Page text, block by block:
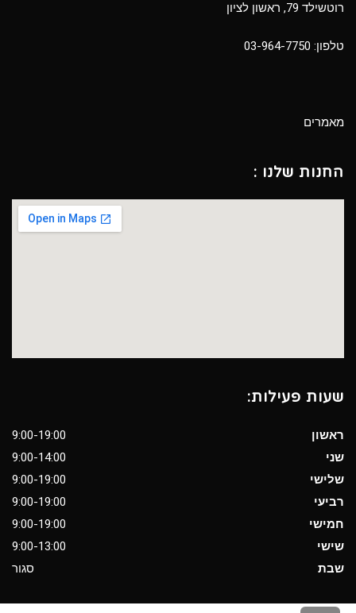
רוטשילד 79, ראשון לציון
טלפון: 03-964-7750
מאמרים
החנות שלנו :
שעות פעילות:
ראשון
9:00-19:00
שני
9:00-14:00
שלישי
9:00-19:00
רביעי
9:00-19:00
חמישי
9:00-19:00
שישי
9:00-13:00
שבת
סגור